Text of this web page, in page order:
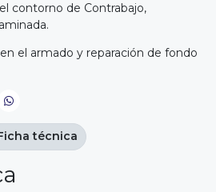
contorno de Contrabajo,
el armado y reparación de fondo
técnica